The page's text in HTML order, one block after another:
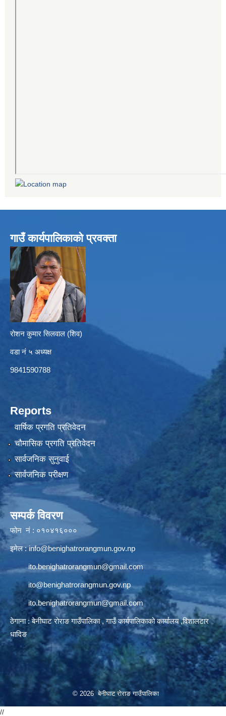
गाउँ कार्यपालिकाको प्रवक्ता
रोशन कुमार सिलवाल (शिव)
वडा नं ५ अध्यक्ष
9841590788
Reports
वार्षिक प्रगति प्रतिवेदन
चौमासिक प्रगति प्रतिवेदन
सार्वजनिक सुनुवाई
सार्वजनिक परीक्षण
सम्पर्क विवरण
फोन नं : ०१०४१६०००
इमेल :info@benighatrorangmun.gov.np
ito.benighatrorangmun@gmail.com
ito@benighatrorangmun.gov.np
ito.benighatrorangmun@gmail.com
ठेगाना : बेनीघाट रोराङ गाउँपालिका , गाउँ कार्यपालिकाको कार्यालय ,विशालटार
धादिङ
© 2026 बेनीघाट रोराङ गाउँपालिका
//